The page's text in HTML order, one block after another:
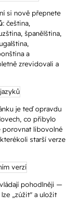
si nově přepnete
: čeština,
španělština,
a
zrevidovali a
je teď opravdu
co přibylo
porovnat libovolné
starší verze
pohodlněji —
„zúžit" a uložit